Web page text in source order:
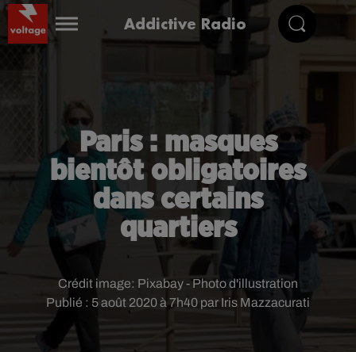
Addictive Radio
Paris : masques
bientôt obligatoires
dans certains
quartiers
Publié : 5 août 2020 à 7h40 par Iris Mazzacurati
Crédit image: Pixabay - Photo d'illustration